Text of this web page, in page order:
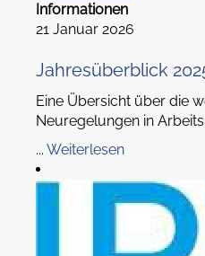
Informationen
21 Januar 2026
Jahresüberblick
Eine Übersicht über die
Neuregelungen in
... Weiterlesen